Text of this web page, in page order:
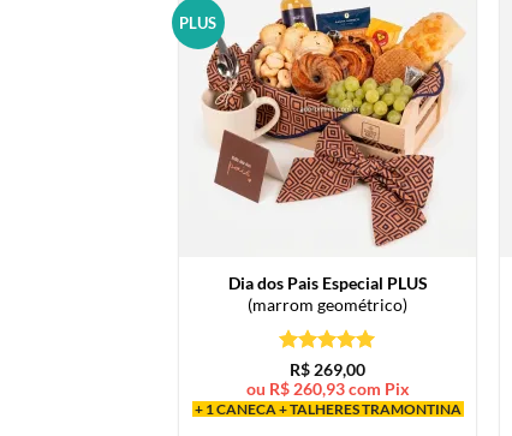
PLUS
Dia dos Pais Especial PLUS
(marrom geométrico)
Avaliação5
de 5
R$ 269,00
ou R$260,93com Pix
+ 1 CANECA + TALHERES TRAMONTINA